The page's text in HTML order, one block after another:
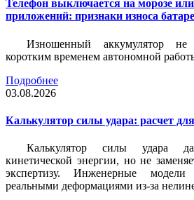
Телефон выключается на морозе или
приложений: признаки износа
Изношенный аккумулятор
коротким временем автономной
Подробнее
03.08.2026
Калькулятор силы удара: расчет
Калькулятор силы удара
кинетической энергии, но не
экспертизу. Инженерные
реальными деформациями из-за